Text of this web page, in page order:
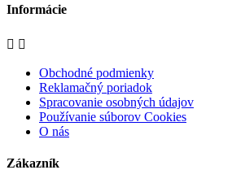
Informácie
 
Obchodné podmienky
Reklamačný poriadok
Spracovanie osobných údajov
Používanie súborov Cookies
O nás
Zákazník